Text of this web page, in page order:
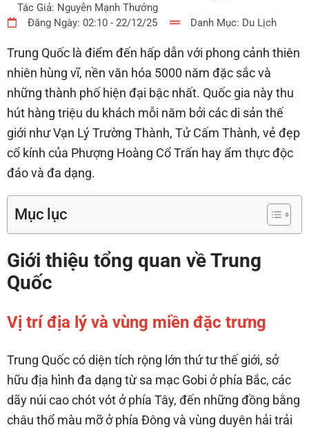
Tác Giả: Nguyễn Mạnh Thưởng
Đăng Ngày: 02:10 - 22/12/25 Danh Mục: Du Lịch
Trung Quốc là điểm đến hấp dẫn với phong cảnh thiên
nhiên hùng vĩ, nền văn hóa 5000 năm đặc sắc và
những thành phố hiện đại bậc nhất. Quốc gia này thu
hút hàng triệu du khách mỗi năm bởi các di sản thế
giới như Vạn Lý Trường Thành, Tử Cấm Thành, vẻ đẹp
cổ kính của Phượng Hoàng Cổ Trấn hay ẩm thực độc
đáo và đa dạng.
Mục lục
Giới thiệu tổng quan về Trung
Quốc
Vị trí địa lý và vùng miền đặc trưng
Trung Quốc có diện tích rộng lớn thứ tư thế giới, sở
hữu địa hình đa dạng từ sa mạc Gobi ở phía Bắc, các
dãy núi cao chót vót ở phía Tây, đến những đồng bằng
châu thổ màu mỡ ở phía Đông và vùng duyên hải trải